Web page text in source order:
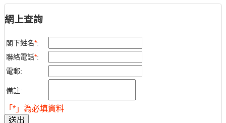
網上查詢
閣下姓名*:
聯絡電話*:
電郵:
備註:
「*」為必填資料
送出